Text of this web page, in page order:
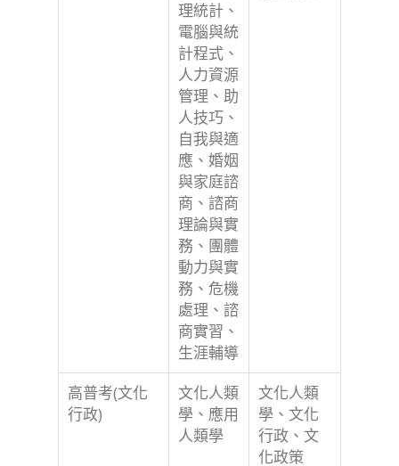
理統計、
電腦與統
計程式、
人力資源
管理、助
人技巧、
自我與適
應、婚姻
與家庭諮
商、諮商
理論與實
務、團體
動力與實
務、危機
處理、諮
商實習、
生涯輔導
高普考(文化
行政)
文化人類
學、應用
人類學
文化人類
學、文化
行政、文
化政策